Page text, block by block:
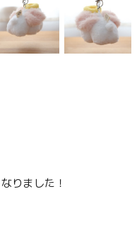
りました！